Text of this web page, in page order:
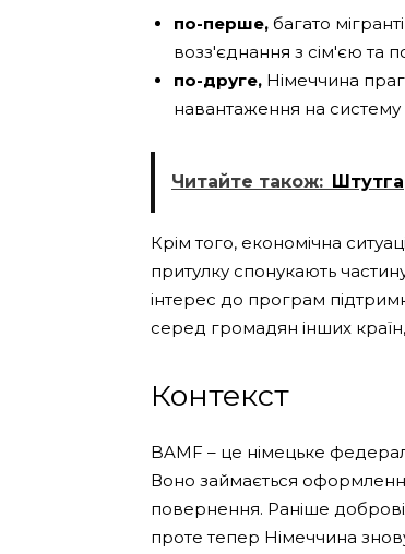
по-перше, багато
возз'єднання з сім'єю та
по-друге, Німеччина
навантаження на систему
Читайте також:
Крім того, економічна
притулку спонукають
інтерес до програм
серед громадян інших
Контекст
BAMF – це німецьке
Воно займається
повернення. Раніше
проте тепер Німеччина